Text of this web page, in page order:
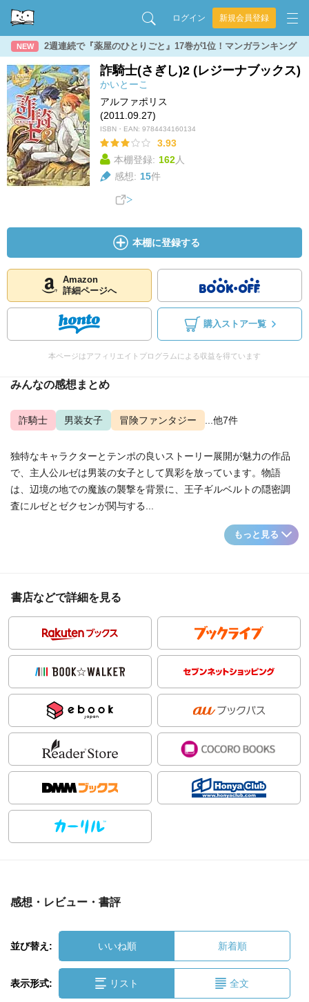
ログイン 新規会員登録
NEW 2週連続で『薬屋のひとりごと』17巻が1位！マンガランキング
詐騎士(さぎし)2 (レジーナブックス)
かいとーこ
アルファポリス
(2011.09.27)
ISBN・EAN: 9784434160134
3.93
本棚登録: 162人
感想: 15件
本棚に登録する
Amazon
詳細ページへ
購入ストア一覧
本ページはアフィリエイトプログラムによる収益を得ています
みんなの感想まとめ
詐騎士 男装女子 冒険ファンタジー ...他7件
独特なキャラクターとテンポの良いストーリー展開が魅力の作品
で、主人公ルゼは男装の女子として異彩を放っています。物語
は、辺境の地での魔族の襲撃を背景に、王子ギルベルトの隠密調
査にルゼとゼクセンが関与する...
もっと見る
書店などで詳細を見る
感想・レビュー・書評
並び替え: いいね順 新着順
表示形式: リスト 全文